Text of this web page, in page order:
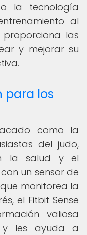
la tecnología
al
proporciona las
y mejorar su
para los
como la
del judo,
la salud y el
un sensor de
monitorea la
el Fitbit Sense
valiosa
y les ayuda a